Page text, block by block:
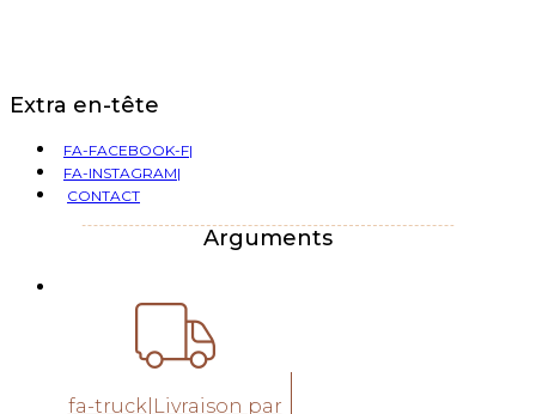
Extra en-tête
FA-FACEBOOK-F|
FA-INSTAGRAM|
CONTACT
Arguments
fa-truck|Livraison par